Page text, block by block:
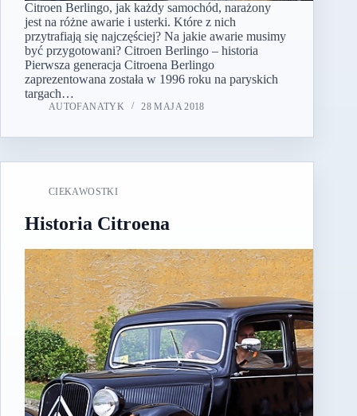
Citroen Berlingo, jak każdy samochód, narażony
jest na różne awarie i usterki. Które z nich
przytrafiają się najczęściej? Na jakie awarie musimy
być przygotowani? Citroen Berlingo – historia
Pierwsza generacja Citroena Berlingo
zaprezentowana została w 1996 roku na paryskich
targach…
AUTOFANATYK 28 MAJA 2018
CIEKAWOSTKI
Historia Citroena